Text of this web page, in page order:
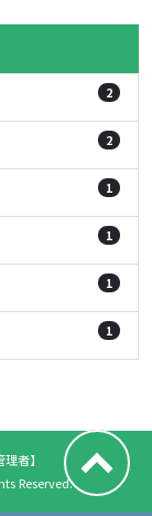
2
2
1
1
1
1
者】
Reserved.